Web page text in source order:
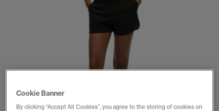
Cookie Banner
By clicking “Accept All Cookies”, you agree to the storing of cookies on